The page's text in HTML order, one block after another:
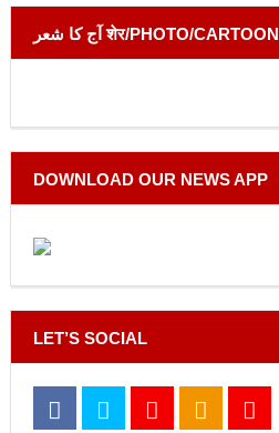
آج کا شعر शेर/PHOTO/CARTOON
DOWNLOAD OUR NEWS APP
LET’S SOCIAL